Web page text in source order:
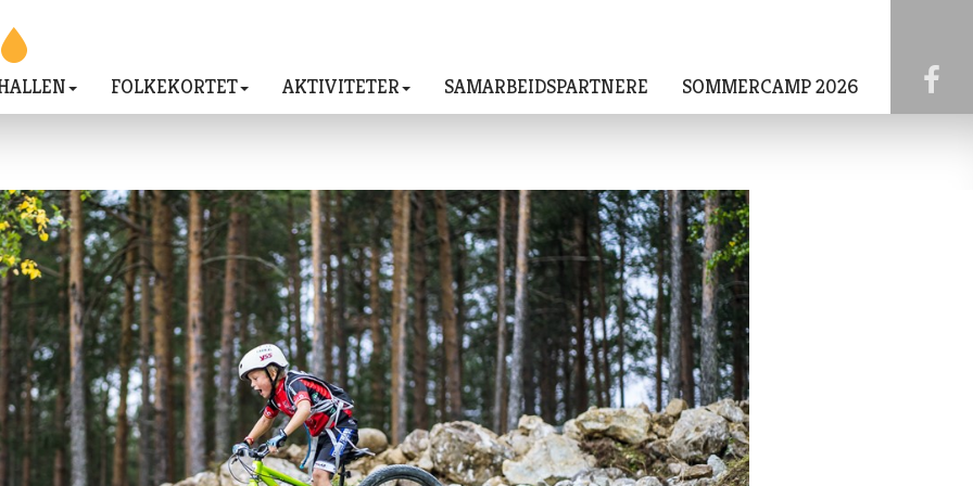
FOLKEKORTET AKTIVITETER SAMARBEIDSPARTNERE SOMMERCAMP 2026